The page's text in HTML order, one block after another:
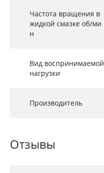
Частота вращения в
жидкой смазке об/ми
н
Вид воспринимаемой
нагрузки
Производитель
Отзывы